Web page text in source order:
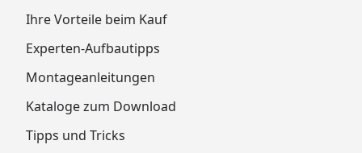
Ihre Vorteile beim Kauf
Experten-Aufbautipps
Montageanleitungen
Kataloge zum Download
Tipps und Tricks